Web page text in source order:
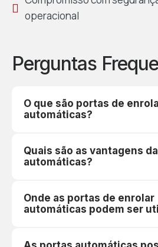
operacional
Perguntas
O que são portas de
automáticas?
Quais são as vantagens
automáticas?
Onde as portas de enrolar
automáticas podem ser